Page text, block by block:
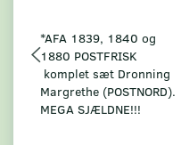
*AFA 1839, 1840 og
1880 POSTFRISK
komplet sæt Dronning
Margrethe (POSTNORD).
MEGA SJÆLDNE!!!